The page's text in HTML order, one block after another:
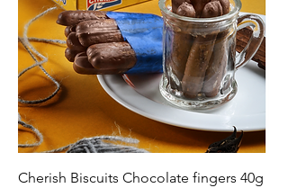
Cherish Biscuits Chocolate fingers 40g